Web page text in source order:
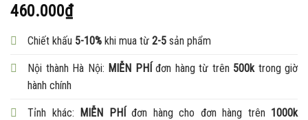
460.000₫
Chiết khấu 5-10% khi mua từ 2-5 sản phẩm
Nội thành Hà Nội: MIỄN PHÍđơn hàng từ trên 500k trong giờ
hành chính
Tỉnh khác: MIỄN PHÍđơn hàng cho đơn hàng trên 1000k